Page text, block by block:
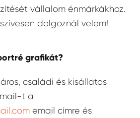
vállalom énmárkákhoz.
dolgoznál velem!
grafikát?
családi és kisállatos
t a
email címre és